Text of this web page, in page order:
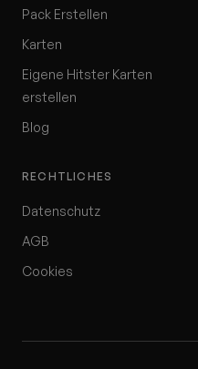
Pack Erstellen
Karten
Eigene Hitster Karten
erstellen
Blog
RECHTLICHES
Datenschutz
AGB
Cookies